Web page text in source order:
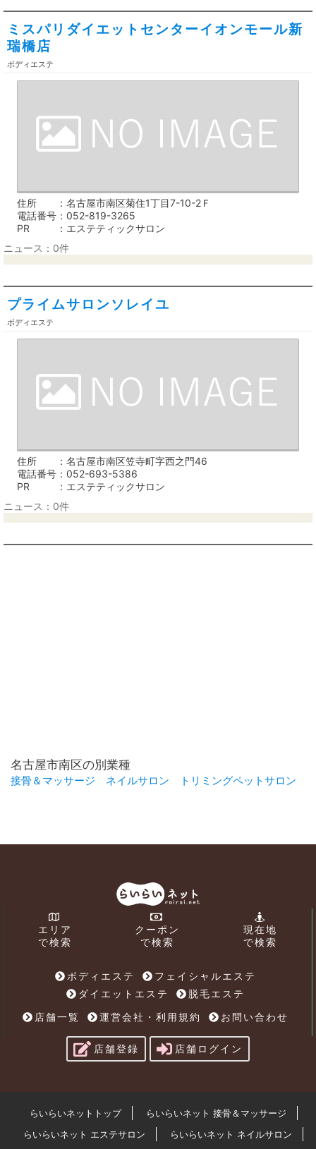
ミスパリダイエットセンターイオンモール新
瑞橋店
ボディエステ
住所
名古屋市南区菊住1丁目7-10-2Ｆ
電話番号
052-819-3265
PR
エステティックサロン
ニュース：0件
プライムサロンソレイユ
ボディエステ
住所
名古屋市南区笠寺町字西之門46
電話番号
052-693-5386
PR
エステティックサロン
ニュース：0件
名古屋市南区の別業種
接骨＆マッサージ ネイルサロン トリミングペットサロン
エリア
で検索
クーポン
で検索
現在地
で検索
ボディエステ
フェイシャルエステ
ダイエットエステ
脱毛エステ
店舗一覧
運営会社・利用規約 お問い合わせ
店舗登録 店舗ログイン
らいらいネットトップ
らいらいネット 接骨＆マッサージ
らいらいネット エステサロン
らいらいネット ネイルサロン